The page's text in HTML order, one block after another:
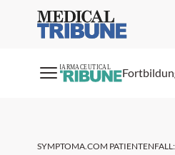
Medical Tribune
PHARMACEUTICAL
SYMPTOMA.COM PATIENTENFALL :